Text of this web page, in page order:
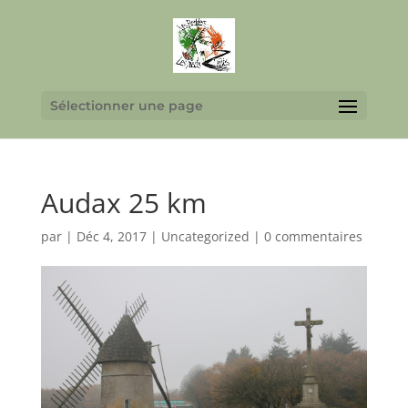
Sélectionner une page
Audax 25 km
par | Déc 4, 2017| Uncategorized | 0 commentaires